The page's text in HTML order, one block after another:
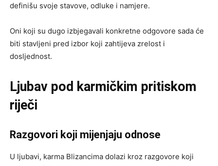
definišu svoje stavove, odluke i namjere.
Oni koji su dugo izbjegavali konkretne odgovore sada će
biti stavljeni pred izbor koji zahtijeva zrelost i
dosljednost.
Ljubav pod karmičkim pritiskom
riječi
Razgovori koji mijenjaju odnose
U ljubavi, karma Blizancima dolazi kroz razgovore koji